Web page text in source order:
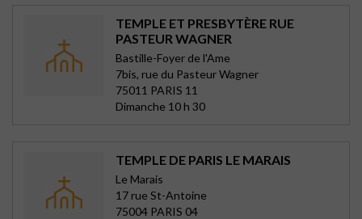
TEMPLE ET PRESBYTÈRE RUE
PASTEUR WAGNER
Bastille-Foyer de l'Ame
7bis, rue du Pasteur Wagner
75011 PARIS 11
Dimanche 10 h 30
TEMPLE DE PARIS LE MARAIS
Le Marais
17 rue St-Antoine
75004 PARIS 04